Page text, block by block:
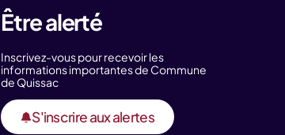
Être alerté
Inscrivez-vous pour recevoir les
informations importantes de Commune
de Quissac
S'inscrire aux alertes